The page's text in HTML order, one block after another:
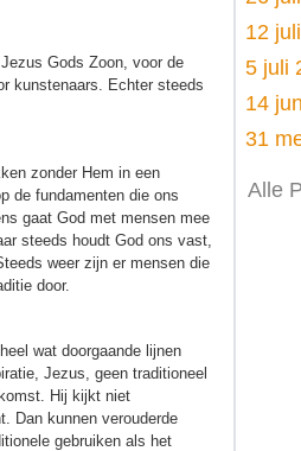
Gods Zoon, voor de
kunstenaars. Echter steeds
zonder Hem in een
de fundamenten die ons
gaat God met mensen mee
steeds houdt God ons vast,
weer zijn er mensen die
door.
wat doorgaande lijnen
Jezus, geen traditioneel
Hij kijkt niet
Dan kunnen verouderde
gebruiken als het
12
5 juli
14
31
Alle